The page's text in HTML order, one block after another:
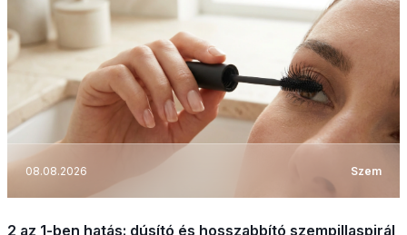
08.08.2026 Szem
2 az 1-ben hatás: dúsító és hosszabbító szempillaspirál